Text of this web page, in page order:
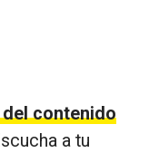
contenido
a tu